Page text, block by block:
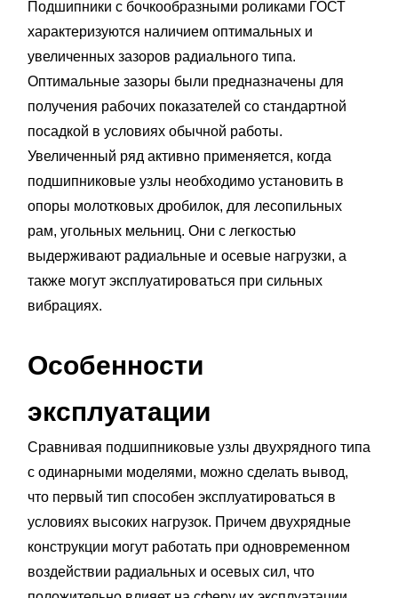
Подшипники с бочкообразными роликами ГОСТ
характеризуются наличием оптимальных и
увеличенных зазоров радиального типа.
Оптимальные зазоры были предназначены для
получения рабочих показателей со стандартной
посадкой в условиях обычной работы.
Увеличенный ряд активно применяется, когда
подшипниковые узлы необходимо установить в
опоры молотковых дробилок, для лесопильных
рам, угольных мельниц. Они с легкостью
выдерживают радиальные и осевые нагрузки, а
также могут эксплуатироваться при сильных
вибрациях.
Особенности
эксплуатации
Сравнивая подшипниковые узлы двухрядного типа
с одинарными моделями, можно сделать вывод,
что первый тип способен эксплуатироваться в
условиях высоких нагрузок. Причем двухрядные
конструкции могут работать при одновременном
воздействии радиальных и осевых сил, что